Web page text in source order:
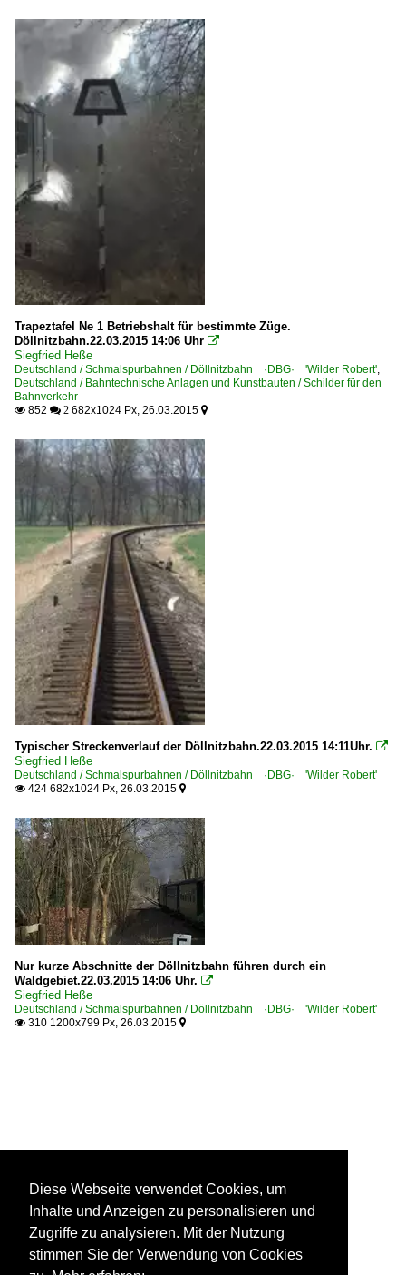
Trapeztafel Ne 1 Betriebshalt für bestimmte Züge.
Döllnitzbahn.22.03.2015 14:06 Uhr 
Siegfried Heße
Deutschland / Schmalspurbahnen / Döllnitzbahn ·DBG· 'Wilder Robert',
Deutschland / Bahntechnische Anlagen und Kunstbauten / Schilder für den
Bahnverkehr
 852  2 682x1024 Px, 26.03.2015 
Typischer Streckenverlauf der Döllnitzbahn.22.03.2015 14:11Uhr. 
Siegfried Heße
Deutschland / Schmalspurbahnen / Döllnitzbahn ·DBG· 'Wilder Robert'
 424 682x1024 Px, 26.03.2015 
Nur kurze Abschnitte der Döllnitzbahn führen durch ein
Waldgebiet.22.03.2015 14:06 Uhr. 
Siegfried Heße
Deutschland / Schmalspurbahnen / Döllnitzbahn ·DBG· 'Wilder Robert'
 310 1200x799 Px, 26.03.2015 
Diese Webseite verwendet Cookies, um
Inhalte und Anzeigen zu personalisieren und
Zugriffe zu analysieren. Mit der Nutzung
stimmen Sie der Verwendung von Cookies